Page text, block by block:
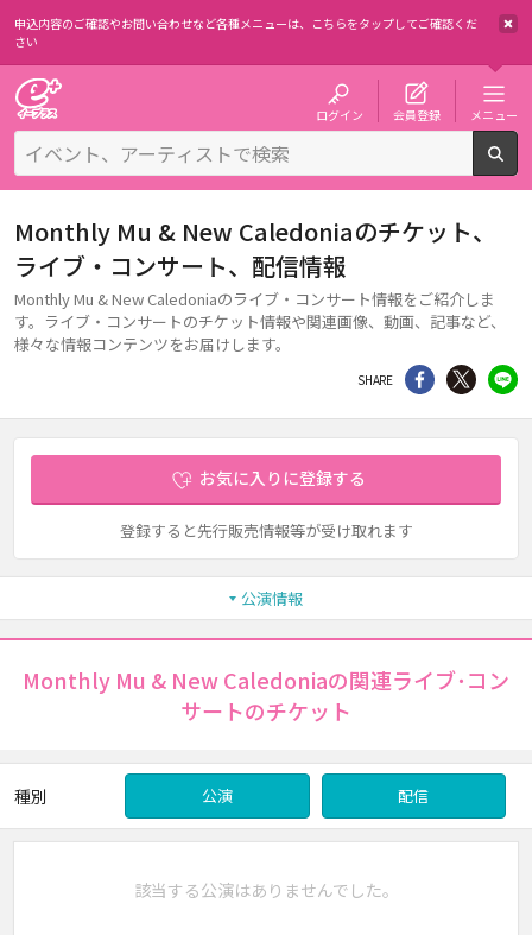
申込内容のご確認やお問い合わせなど各種メニューは、 こちらをタップしてご確認くだ
さい
ログイン 会員登録 メニュー
Monthly Mu & New Caledoniaのチケット、
ライブ・コンサート、配信情報
Monthly Mu & New Caledoniaのライブ・コンサート情報をご紹介しま
す。ライブ・コンサートのチケット情報や関連画像、動画、記事など、
様々な情報コンテンツをお届けします。
SHARE シェア Twitter
お気に入りに登録する
登録すると先行販売情報等が受け取れます
公演情報
Monthly Mu & New Caledoniaの関連ライブ･コン
サートのチケット
種別 公演 配信
該当する公演はありませんでした。